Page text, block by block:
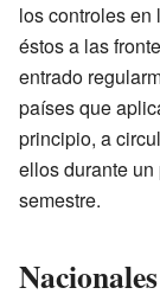
los controles en
éstos a las
entrado
países que
principio, a
ellos durante
semestre.